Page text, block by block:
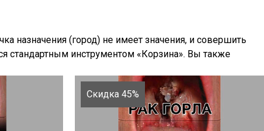
(город) не имеет значения, и совершить
стандартным инструментом «Корзина». Вы также
Скидка 45%